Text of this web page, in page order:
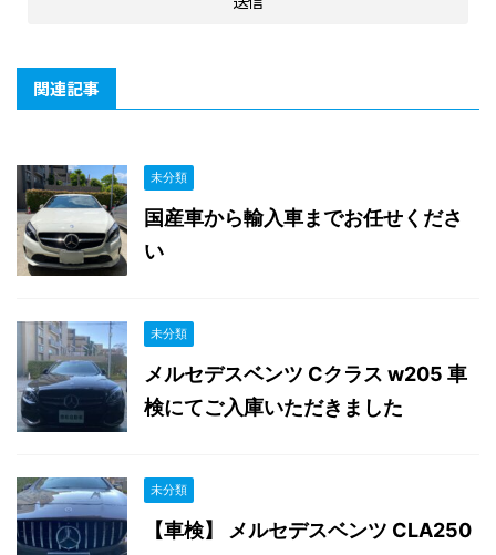
関連記事
未分類
国産車から輸入車までお任せくださ
い
未分類
メルセデスベンツ Cクラス w205 車
検にてご入庫いただきました
未分類
【車検】 メルセデスベンツ CLA250